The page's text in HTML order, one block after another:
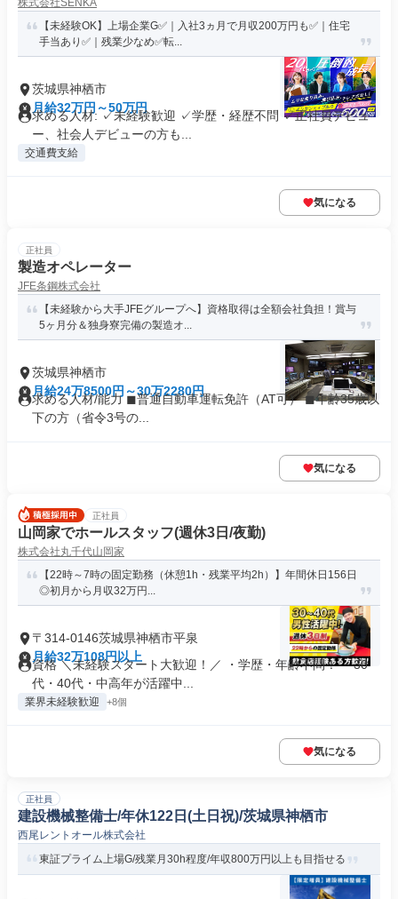
株式会社SENKA
【未経験OK】上場企業G✅｜入社3ヵ月で月収200万円も✅｜住宅
手当あり✅｜残業少なめ✅転...
茨城県神栖市
月給32万円～50万円
求める人材: ✓未経験歓迎 ✓学歴・経歴不問 ✓正社員デビュ
ー、社会人デビューの方も...
交通費支給
気になる
正社員
製造オペレーター
JFE条鋼株式会社
【未経験から大手JFEグループへ】資格取得は全額会社負担！賞与
5ヶ月分＆独身寮完備の製造オ...
茨城県神栖市
月給24万8500円～30万2280円
求める人材/能力 ◼︎普通自動車運転免許（AT可） ◼︎年齢35歳以
下の方（省令3号の...
気になる
正社員
山岡家でホールスタッフ(週休3日/夜勤)
株式会社丸千代山岡家
【22時～7時の固定勤務（休憩1h・残業平均2h）】年間休日156日
◎初月から月収32万円...
〒314-0146茨城県神栖市平泉
月給32万108円以上
資格 ＼未経験スタート大歓迎！／ ・学歴・年齢不問！ ・30
代・40代・中高年が活躍中...
業界未経験歓迎 +8個
気になる
正社員
建設機械整備士/年休122日(土日祝)/茨城県神栖市
西尾レントオール株式会社
東証プライム上場G/残業月30h程度/年収800万円以上も目指せる